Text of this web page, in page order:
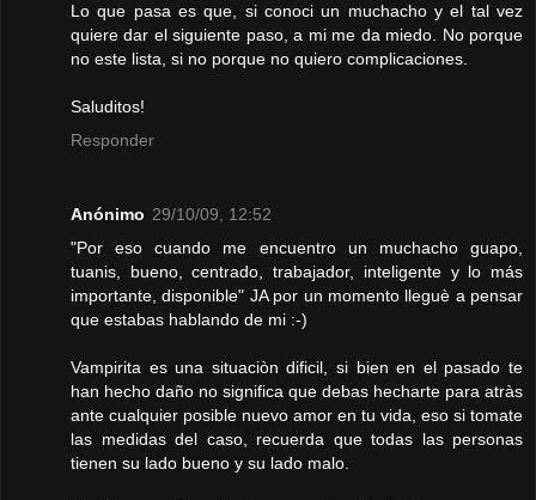
Lo que pasa es que, si conoci un muchacho y el tal vez
quiere dar el siguiente paso, a mi me da miedo. No porque
no este lista, si no porque no quiero complicaciones.
Saluditos!
Responder
Anónimo 29/10/09, 12:52
"Por eso cuando me encuentro un muchacho guapo,
tuanis, bueno, centrado, trabajador, inteligente y lo más
importante, disponible" JA por un momento lleguè a pensar
que estabas hablando de mi :-)
Vampirita es una situaciòn dificil, si bien en el pasado te
han hecho daño no significa que debas hecharte para atràs
ante cualquier posible nuevo amor en tu vida, eso si tomate
las medidas del caso, recuerda que todas las personas
tienen su lado bueno y su lado malo.